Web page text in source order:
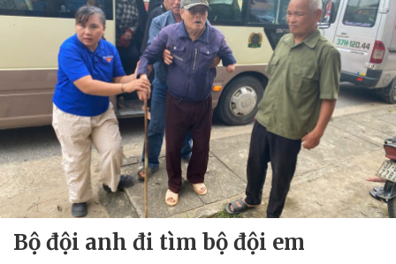
Bộ đội anh đi tìm bộ đội em